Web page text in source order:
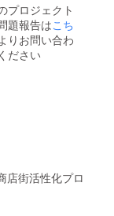
ウォー
キング
スタン
プラ
リー
発送さ
キング
スタン
プラ
リー
CF支援
せてい
ただき
プロジェクト
題報告はこち
りお問い合わ
ださい
店街活性化プロ